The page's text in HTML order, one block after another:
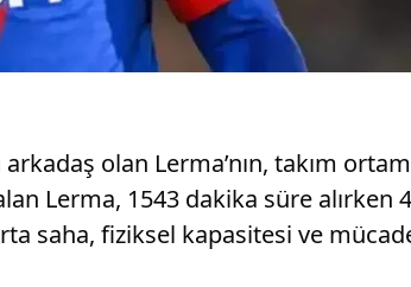
olan Lerma’nın, takım
Lerma, 1543 dakika süre
fiziksel kapasitesi ve